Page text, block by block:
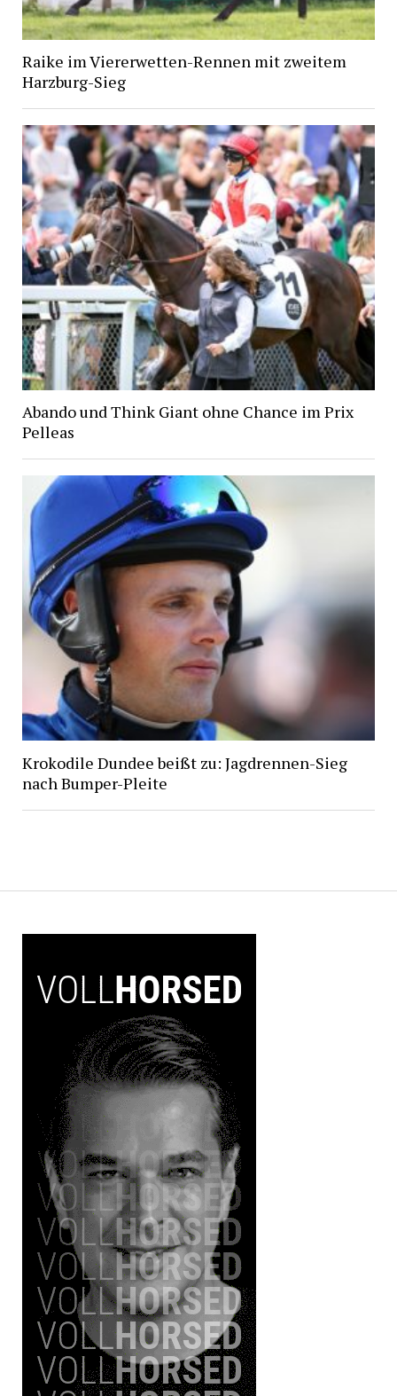
Raike im Viererwetten-Rennen mit zweitem
Harzburg-Sieg
Abando und Think Giant ohne Chance im Prix
Pelleas
Krokodile Dundee beißt zu: Jagdrennen-Sieg
nach Bumper-Pleite